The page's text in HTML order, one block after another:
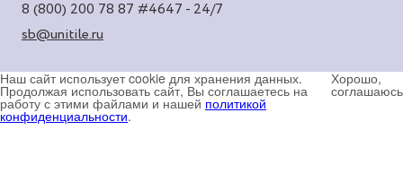
8 (800) 200 78 87 #4647 - 24/7
sb@unitile.ru
Наш сайт использует cookie для хранения данных.
Продолжая использовать сайт, Вы соглашаетесь на
работу с этими файлами и нашей политикой
конфиденциальности.
Хорошо,
соглашаюсь